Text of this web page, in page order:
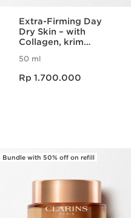
Extra-Firming Day
Dry Skin – with
Collagen, krim
moisturizer kolagen
50 ml
Rp 1.700.000
Bundle with 50% off on refill